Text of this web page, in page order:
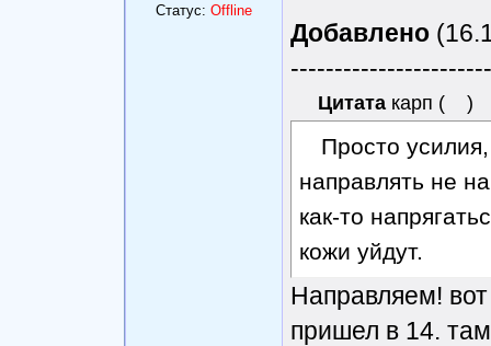
Статус: Offline
Добавлено
Цитата карп ( )
Просто
направлять не
как-то
кожи уйдут.
Направляем!
пришел в 14.